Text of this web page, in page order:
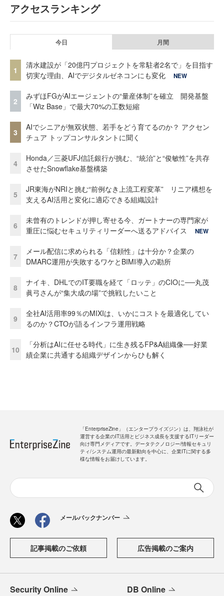
アクセスランキング
今日 月間
1
清水建設が「20億円プロジェクトを常駐者2名で」を目指す
切実な理由、AIでデジタルゼネコンにも変化
NEW
2
みずほFGがAIエージェントの“量産体制”を確立 開発基盤
「Wiz Base」で最大70%の工数短縮
3
AIでシニアが無双状態、若手をどう育てるのか？ アクセン
チュア トップコンサルタントに聞く
4
Honda／三菱UFJ信託銀行が挑む、“統治”と“俊敏性”を共存
させたSnowflake基盤構築
5
JR東海がNRIと挑む“前例なき上流工程変革” リニア構想を
支えるAI活用と変化に適応できる組織設計
6
未曾有のトレンドが押し寄せる今、ガートナーの専門家が
重圧に悩むセキュリティリーダーへ送るアドバイス
NEW
7
メール配信に求められる「信頼性」は十分か？企業の
DMARC運用が失敗するワケとBIMI導入の勘所
8
ナイキ、DHLでのIT要職を経て「ロッテ」のCIOに──丸茂
眞弓さんが“集大成の場”で挑戦したいこと
9
全社AI活用率99％のMIXIは、いかにコストを最適化してい
るのか？CTOが語るインフラ運用戦略
10
「分析はAIに任せる時代」に生き残るFP&A組織像──好業
績企業に共通する組織デザインからひも解く
「EnterpriseZine」（エンタープライズジン）は、翔泳社が
運営する企業のIT活用とビジネス成長を支援するITリーダー
向け専門メディアです。データテクノロジー/情報セキュリ
ティ/システム運用の最新動向を中心に、企業ITに関する多
様な情報をお届けしています。
メールバックナンバー
記事掲載のご依頼 広告掲載のご案内
Security Online DB Online